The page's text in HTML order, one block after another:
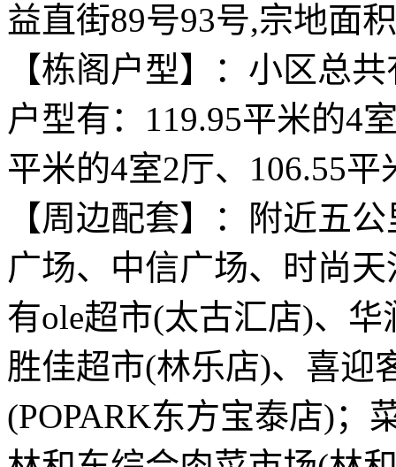
益直街89号93号,宗地面
【栋阁户型】：小区总
户型有：119.95平米的4
平米的4室2厅、106.55平
【周边配套】：附近五
广场、中信广场、时尚
有ole超市(太古汇店)、
胜佳超市(林乐店)、喜迎
(POPARK东方宝泰店)；